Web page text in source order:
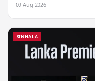
09 Aug 2026
SINHALA